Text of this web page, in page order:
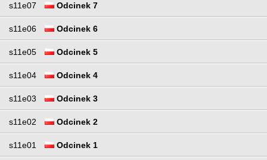
s11e07 Odcinek 7
s11e06 Odcinek 6
s11e05 Odcinek 5
s11e04 Odcinek 4
s11e03 Odcinek 3
s11e02 Odcinek 2
s11e01 Odcinek 1